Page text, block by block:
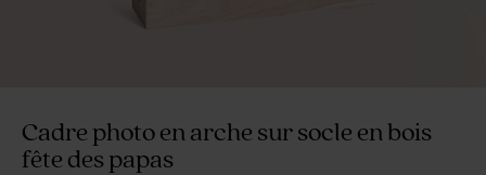
Cadre photo en arche sur socle en bois
fête des papas